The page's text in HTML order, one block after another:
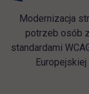
Modernizacja
potrzeb osób
standardami